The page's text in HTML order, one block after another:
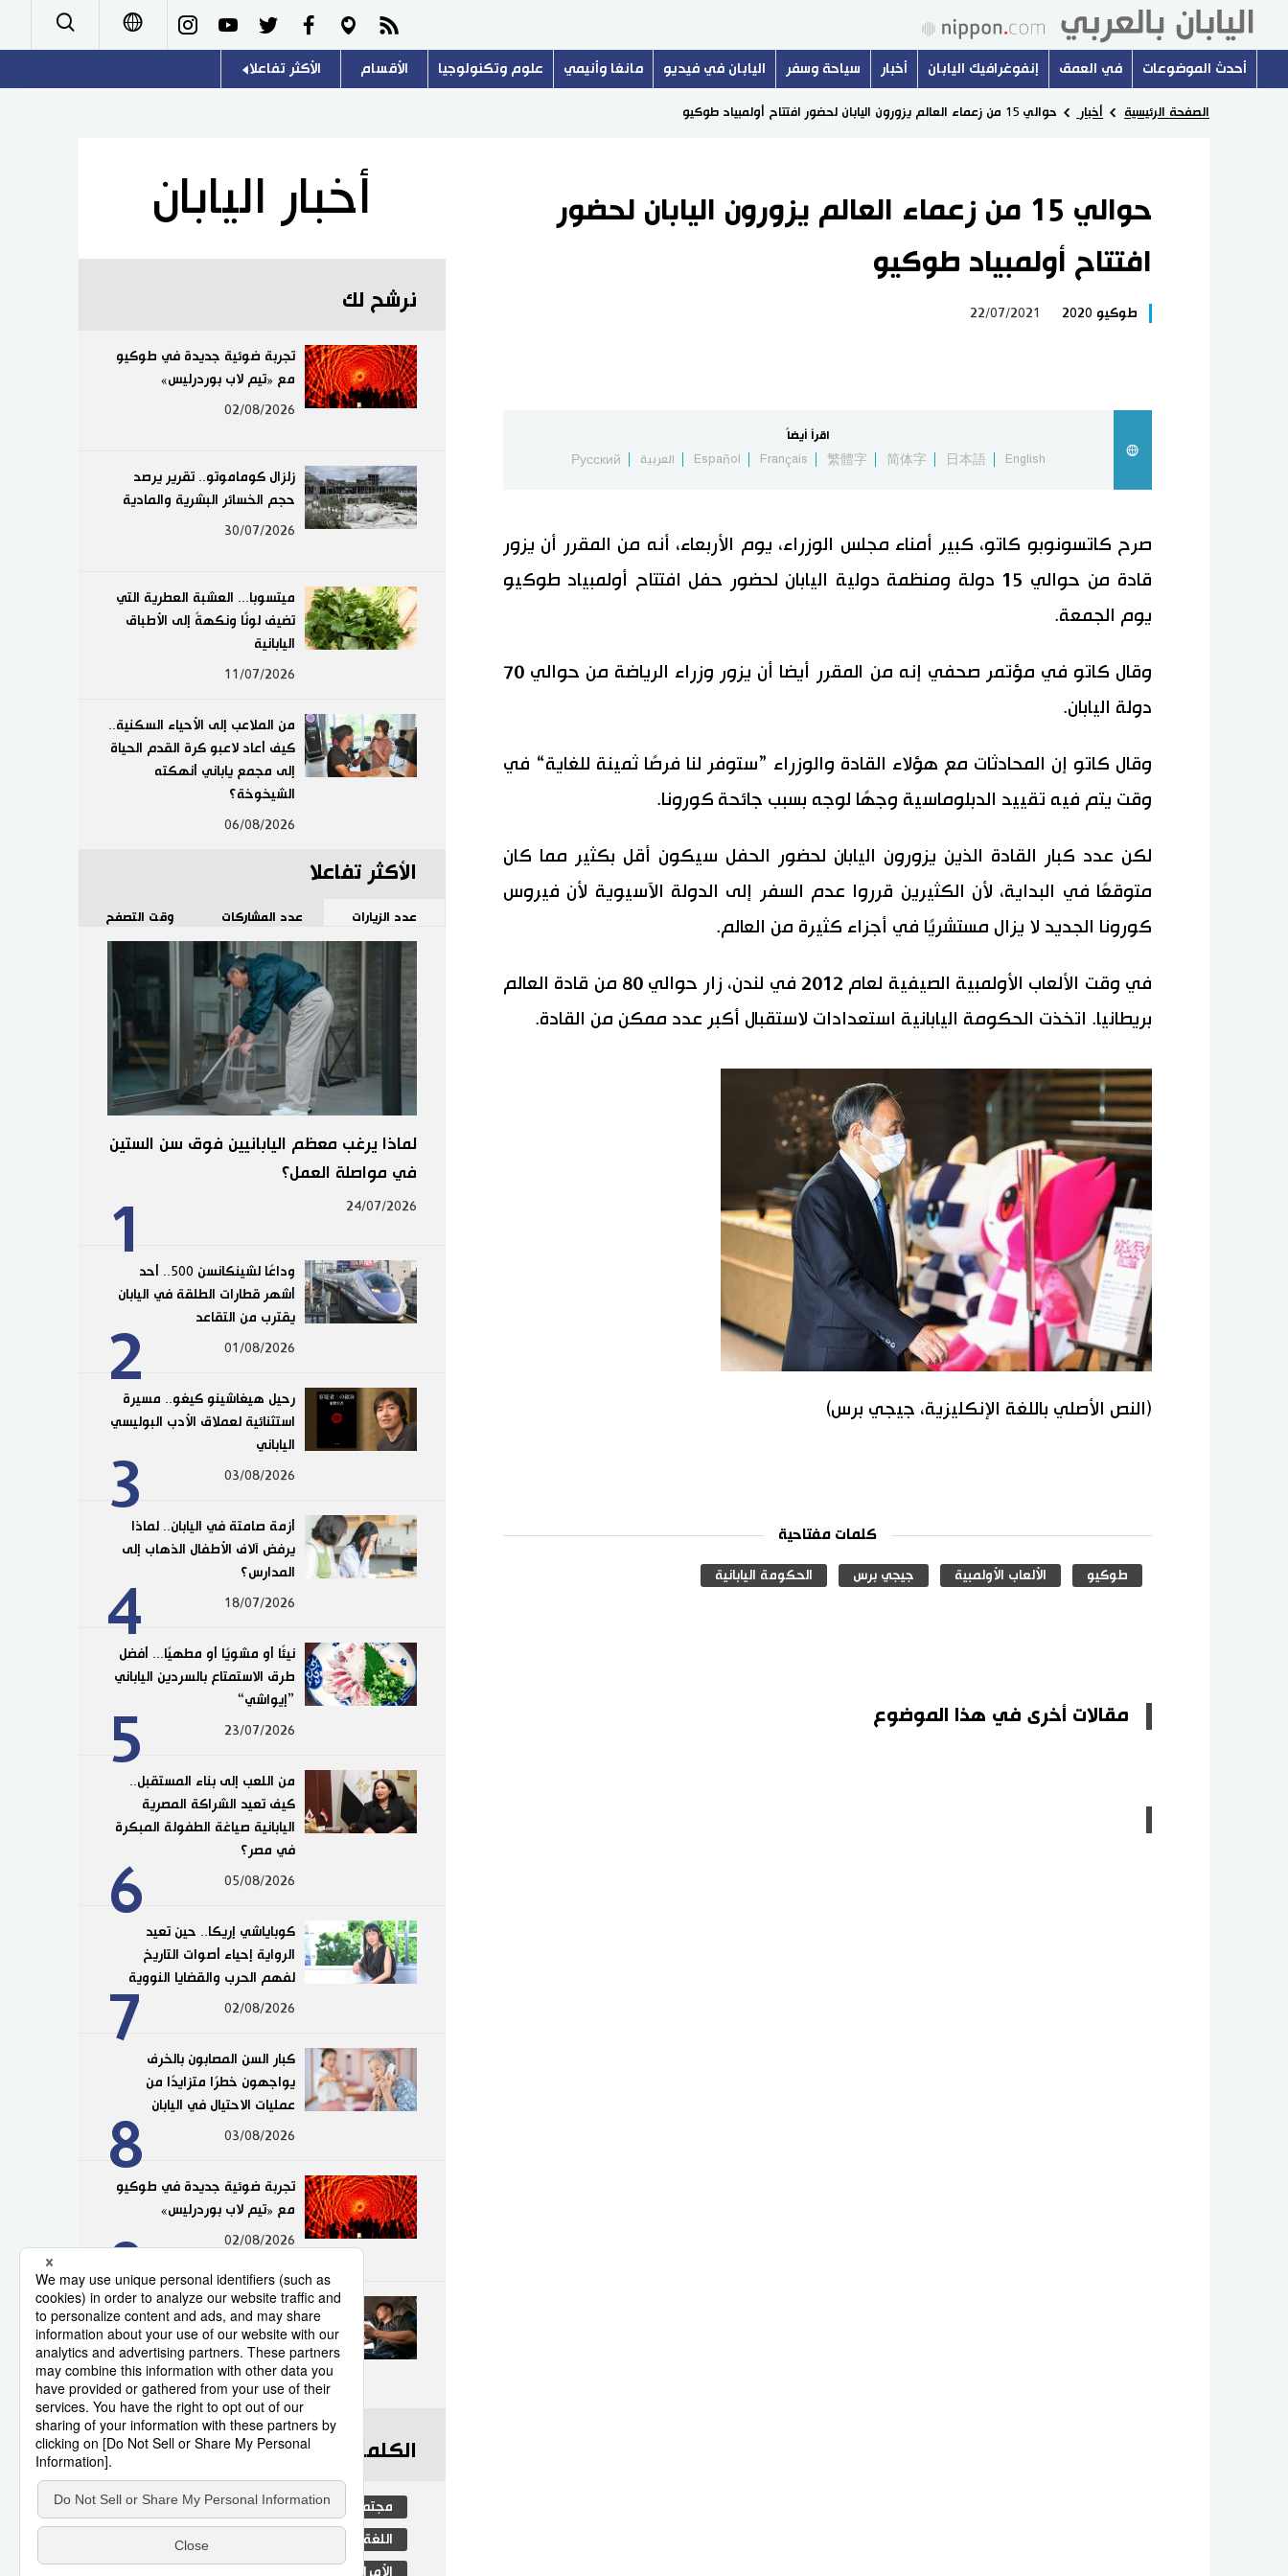
Русский
أحدث الموضوعات في العمق إنفوغرافيك اليابان أخبار سياحة وسفر اليابان في فيديو مانغا وأنيمي علوم وتكنولوجيا الأقسام
تجارب وآراء
سياسة
اقتصاد
مجتمع
ثقافة
طوكيو
الأكثر تفاعلا
هو وهي
المطبخ الياباني
الصفحة الرئيسية أخبار حوالي 15 من زعماء العالم يزورون اليابان لحضور افتتاح أولمبياد طوكيو
حوالي 15 من زعماء العالم يزورون اليابان لحضور
افتتاح أولمبياد طوكيو
طوكيو 2020 22/07/2021
اقرأ أيضاً
English
日本語
简体字
繁體字
Français
Español العربية Русский
صرح كاتسونوبو كاتو، كبير أمناء مجلس الوزراء، يوم الأربعاء، أنه من المقرر أن يزور
قادة من حوالي 15 دولة ومنظمة دولية اليابان لحضور حفل افتتاح أولمبياد طوكيو
يوم الجمعة.
وقال كاتو في مؤتمر صحفي إنه من المقرر أيضا أن يزور وزراء الرياضة من حوالي 70
دولة اليابان.
وقال كاتو إن المحادثات مع هؤلاء القادة والوزراء ”ستوفر لنا فرصًا ثمينة للغاية“ في
وقت يتم فيه تقييد الدبلوماسية وجهًا لوجه بسبب جائحة كورونا.
لكن عدد كبار القادة الذين يزورون اليابان لحضور الحفل سيكون أقل بكثير مما كان
متوقعًا في البداية، لأن الكثيرين قرروا عدم السفر إلى الدولة الآسيوية لأن فيروس
كورونا الجديد لا يزال مستشريًا في أجزاء كثيرة من العالم.
في وقت الألعاب الأولمبية الصيفية لعام 2012 في لندن، زار حوالي 80 من قادة العالم
بريطانيا. اتخذت الحكومة اليابانية استعدادات لاستقبال أكبر عدد ممكن من القادة.
(النص الأصلي باللغة الإنكليزية، جيجي برس)
كلمات مفتاحية
طوكيو الألعاب الأولمبية جيجي برس الحكومة اليابانية
مقالات أخرى في هذا الموضوع
أخبار اليابان
نرشح لك
تجربة ضوئية جديدة في طوكيو
مع «تيم لاب بوردرليس»
02/08/2026
زلزال كوماموتو.. تقرير يرصد
حجم الخسائر البشرية والمادية
30/07/2026
ميتسوبا... العشبة العطرية التي
تضيف لونًا ونكهةً إلى الأطباق
اليابانية
11/07/2026
من الملاعب إلى الأحياء السكنية..
كيف أعاد لاعبو كرة القدم الحياة
إلى مجمع ياباني أنهكته
الشيخوخة؟
06/08/2026
الأكثر تفاعلا
عدد الزيارات عدد المشاركات وقت التصفح
1
لماذا يرغب معظم اليابانيين فوق سن الستين
في مواصلة العمل؟
24/07/2026
2
وداعًا لشينكانسن 500.. أحد
أشهر قطارات الطلقة في اليابان
يقترب من التقاعد
01/08/2026
3
رحيل هيغاشينو كيغو.. مسيرة
استثنائية لعملاق الأدب البوليسي
الياباني
03/08/2026
4
أزمة صامتة في اليابان.. لماذا
يرفض آلاف الأطفال الذهاب إلى
المدارس؟
18/07/2026
5
نيئًا أو مشويًا أو مطهيًا... أفضل
طرق الاستمتاع بالسردين الياباني
”إيواشي“
23/07/2026
6
من اللعب إلى بناء المستقبل..
كيف تعيد الشراكة المصرية
اليابانية صياغة الطفولة المبكرة
في مصر؟
05/08/2026
7
كوباياشي إريكا.. حين تعيد
الرواية إحياء أصوات التاريخ
لفهم الحرب والقضايا النووية
02/08/2026
8
كبار السن المصابون بالخرف
يواجهون خطرًا متزايدًا من
عمليات الاحتيال في اليابان
03/08/2026
9
تجربة ضوئية جديدة في طوكيو
مع «تيم لاب بوردرليس»
02/08/2026
10
عدد قياسي لحوادث المرور
الناجمة عن استخدام الهواتف
الذكية في اليابان
10/07/2026
الكلمات الأكثر بحثا
مجتمع التعليم الياباني
اللغة اليابانية التعليم
الأمراض